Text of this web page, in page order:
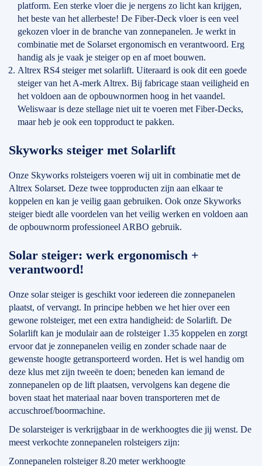
platform. Een sterke vloer die je nergens zo licht kan krijgen,
het beste van het allerbeste! De Fiber-Deck vloer is een veel
gekozen vloer in de branche van zonnepanelen. Je werkt in
combinatie met de Solarset ergonomisch en verantwoord. Erg
handig als je vaak je steiger op en af moet bouwen.
Altrex RS4 steiger met solarlift. Uiteraard is ook dit een goede
steiger van het A-merk Altrex. Bij fabricage staan veiligheid en
het voldoen aan de opbouwnormen hoog in het vaandel.
Weliswaar is deze stellage niet uit te voeren met Fiber-Decks,
maar heb je ook een topproduct te pakken.
Skyworks steiger met Solarlift
Onze Skyworks rolsteigers voeren wij uit in combinatie met de
Altrex Solarset. Deze twee topproducten zijn aan elkaar te
koppelen en kan je veilig gaan gebruiken. Ook onze Skyworks
steiger biedt alle voordelen van het veilig werken en voldoen aan
de opbouwnorm professioneel ARBO gebruik.
Solar steiger: werk ergonomisch +
verantwoord!
Onze solar steiger is geschikt voor iedereen die zonnepanelen
plaatst, of vervangt. In principe hebben we het hier over een
gewone rolsteiger, met een extra handigheid: de Solarlift. De
Solarlift kan je modulair aan de rolsteiger 1.35 koppelen en zorgt
ervoor dat je zonnepanelen veilig en zonder schade naar de
gewenste hoogte getransporteerd worden. Het is wel handig om
deze klus met zijn tweeën te doen; beneden kan iemand de
zonnepanelen op de lift plaatsen, vervolgens kan degene die
boven staat het materiaal naar boven transporteren met de
accuschroef/boormachine.
De solarsteiger is verkrijgbaar in de werkhoogtes die jij wenst. De
meest verkochte zonnepanelen rolsteigers zijn:
Zonnepanelen rolsteiger 8.20 meter werkhoogte